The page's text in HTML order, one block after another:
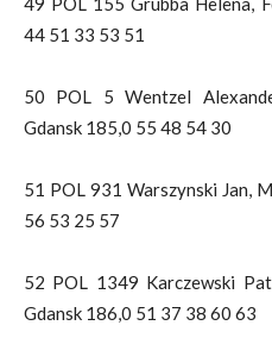
44 51 33 53 51
50 POL 5 Wentzel
Gdansk 185,0 55 48 54 30
51 POL 931 Warszynski Jan,
56 53 25 57
52 POL 1349 Karczewski
Gdansk 186,0 51 37 38 60 63